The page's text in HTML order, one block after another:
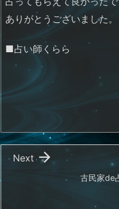
ありがとうございました。
■占い師くらら
古民家de

Next